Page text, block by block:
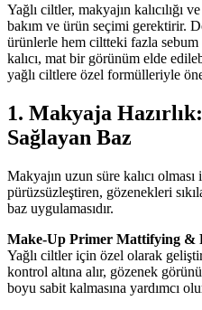
Yağlı ciltler, makyajın kalıcılığı
bakım ve ürün seçimi gerektirir.
ürünlerle hem ciltteki fazla
kalıcı, mat bir görünüm elde
yağlı ciltlere özel formülleriyle
1. Makyaja
Sağlayan Baz
Makyajın uzun süre kalıcı
pürüzsüzleştiren, gözenekleri
baz uygulamasıdır.
Make-Up Primer Mattifying &
Yağlı ciltler için özel olarak
kontrol altına alır, gözenek
boyu sabit kalmasına yardımcı